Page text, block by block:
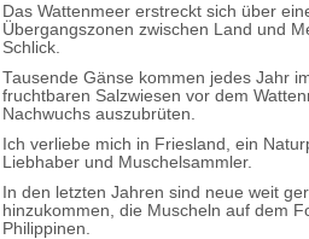
Das Wattenmeer erstreckt sich über
Übergangszonen zwischen Land und
Schlick.
Tausende Gänse kommen jedes Jahr
fruchtbaren Salzwiesen vor dem
Nachwuchs auszubrüten.
Ich verliebe mich in Friesland, ein
Liebhaber und Muschelsammler.
In den letzten Jahren sind neue weit
hinzukommen, die Muscheln auf dem
Philippinen.